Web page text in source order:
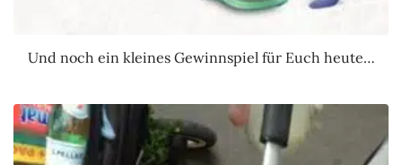
Und noch ein kleines Gewinnspiel für Euch heute…